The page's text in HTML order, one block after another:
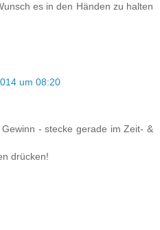
es in den Händen zu halten
um 08:20
- stecke gerade im Zeit- &
drücken!